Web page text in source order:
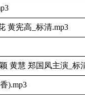
黄宪高_标清.mp3
黄慧 郑国凤主演_标
).mp3